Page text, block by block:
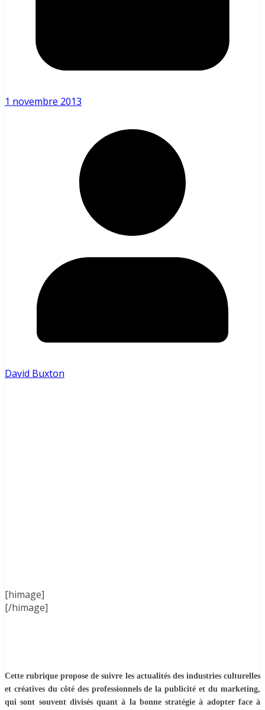
1 novembre 2013
David Buxton
[himage]
[/himage]
Cette rubrique propose de suivre les actualités des industries culturelles
et créatives du côté des professionnels de la publicité et du marketing,
qui sont souvent divisés quant à la bonne stratégie à adopter face à